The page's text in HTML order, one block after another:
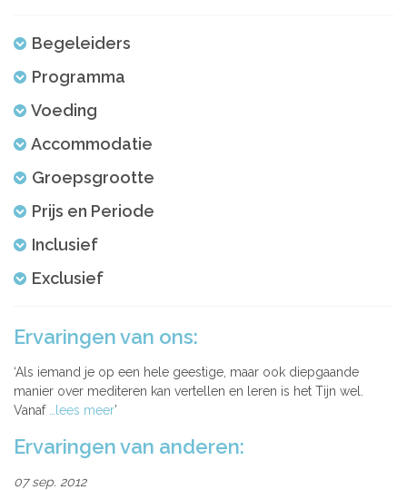
Begeleiders
Programma
Voeding
Accommodatie
Groepsgrootte
Prijs en Periode
Inclusief
Exclusief
Ervaringen van ons:
Als iemand je op een hele geestige, maar ook diepgaande
manier over mediteren kan vertellen en leren is het Tijn wel.
Vanaf
…lees meer
Ervaringen van anderen:
07 sep. 2012